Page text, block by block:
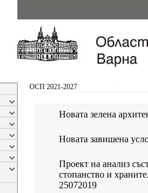
ОСП 2021-2027
Новата зелена
Новата завишена
Проект на анализ
стопанство и
25072019